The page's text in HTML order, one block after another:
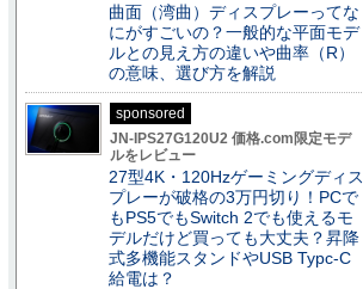
曲面（湾曲）ディスプレーってな
にがすごいの？一般的な平面モデ
ルとの見え方の違いや曲率（R）
の意味、選び方を解説
sponsored
JN-IPS27G120U2 価格.com限定モデ
ルをレビュー
27型4K・120Hzゲーミングディス
プレーが破格の3万円切り！PCで
もPS5でもSwitch 2でも使えるモ
デルだけど買っても大丈夫？昇降
式多機能スタンドやUSB Typc-C
給電は？